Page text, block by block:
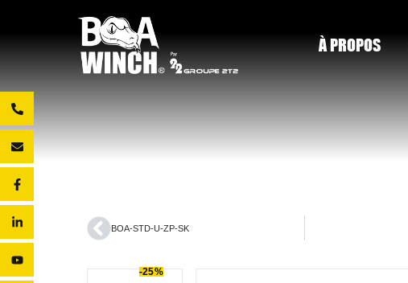
À PROPOS
BOA-STD-U-ZP-SK
-25%